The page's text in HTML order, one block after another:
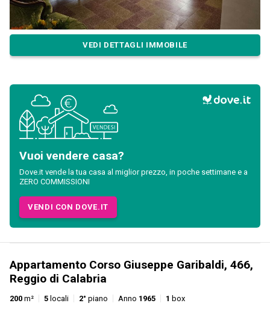
VEDI DETTAGLI IMMOBILE
Vuoi vendere casa?
Dove.it vende la tua casa al miglior prezzo, in poche settimane e a
ZERO COMMISSIONI
VENDI CON DOVE.IT
Appartamento Corso Giuseppe Garibaldi, 466,
Reggio di Calabria
200 m² 5 locali 2° piano Anno 1965 1 box